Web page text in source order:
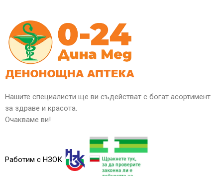
Нашите специалисти ще ви съдействат с богат асортимент
за здраве и красота.
Очакваме ви!
Работим с НЗОК